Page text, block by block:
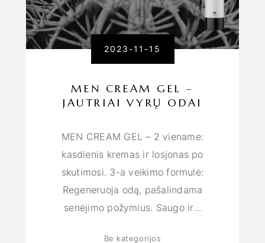
2023-11-15
MEN CREAM GEL –
JAUTRIAI VYRŲ ODAI
MEN CREAM GEL – 2 viename:
kasdienis kremas ir losjonas po
skutimosi. 3-a veikimo formulė:
Regeneruoja odą, pašalindama
senėjimo požymius. Saugo ir…
Be kategorijos